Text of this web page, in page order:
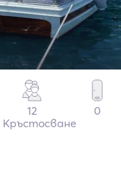
12
Кръстосване
0